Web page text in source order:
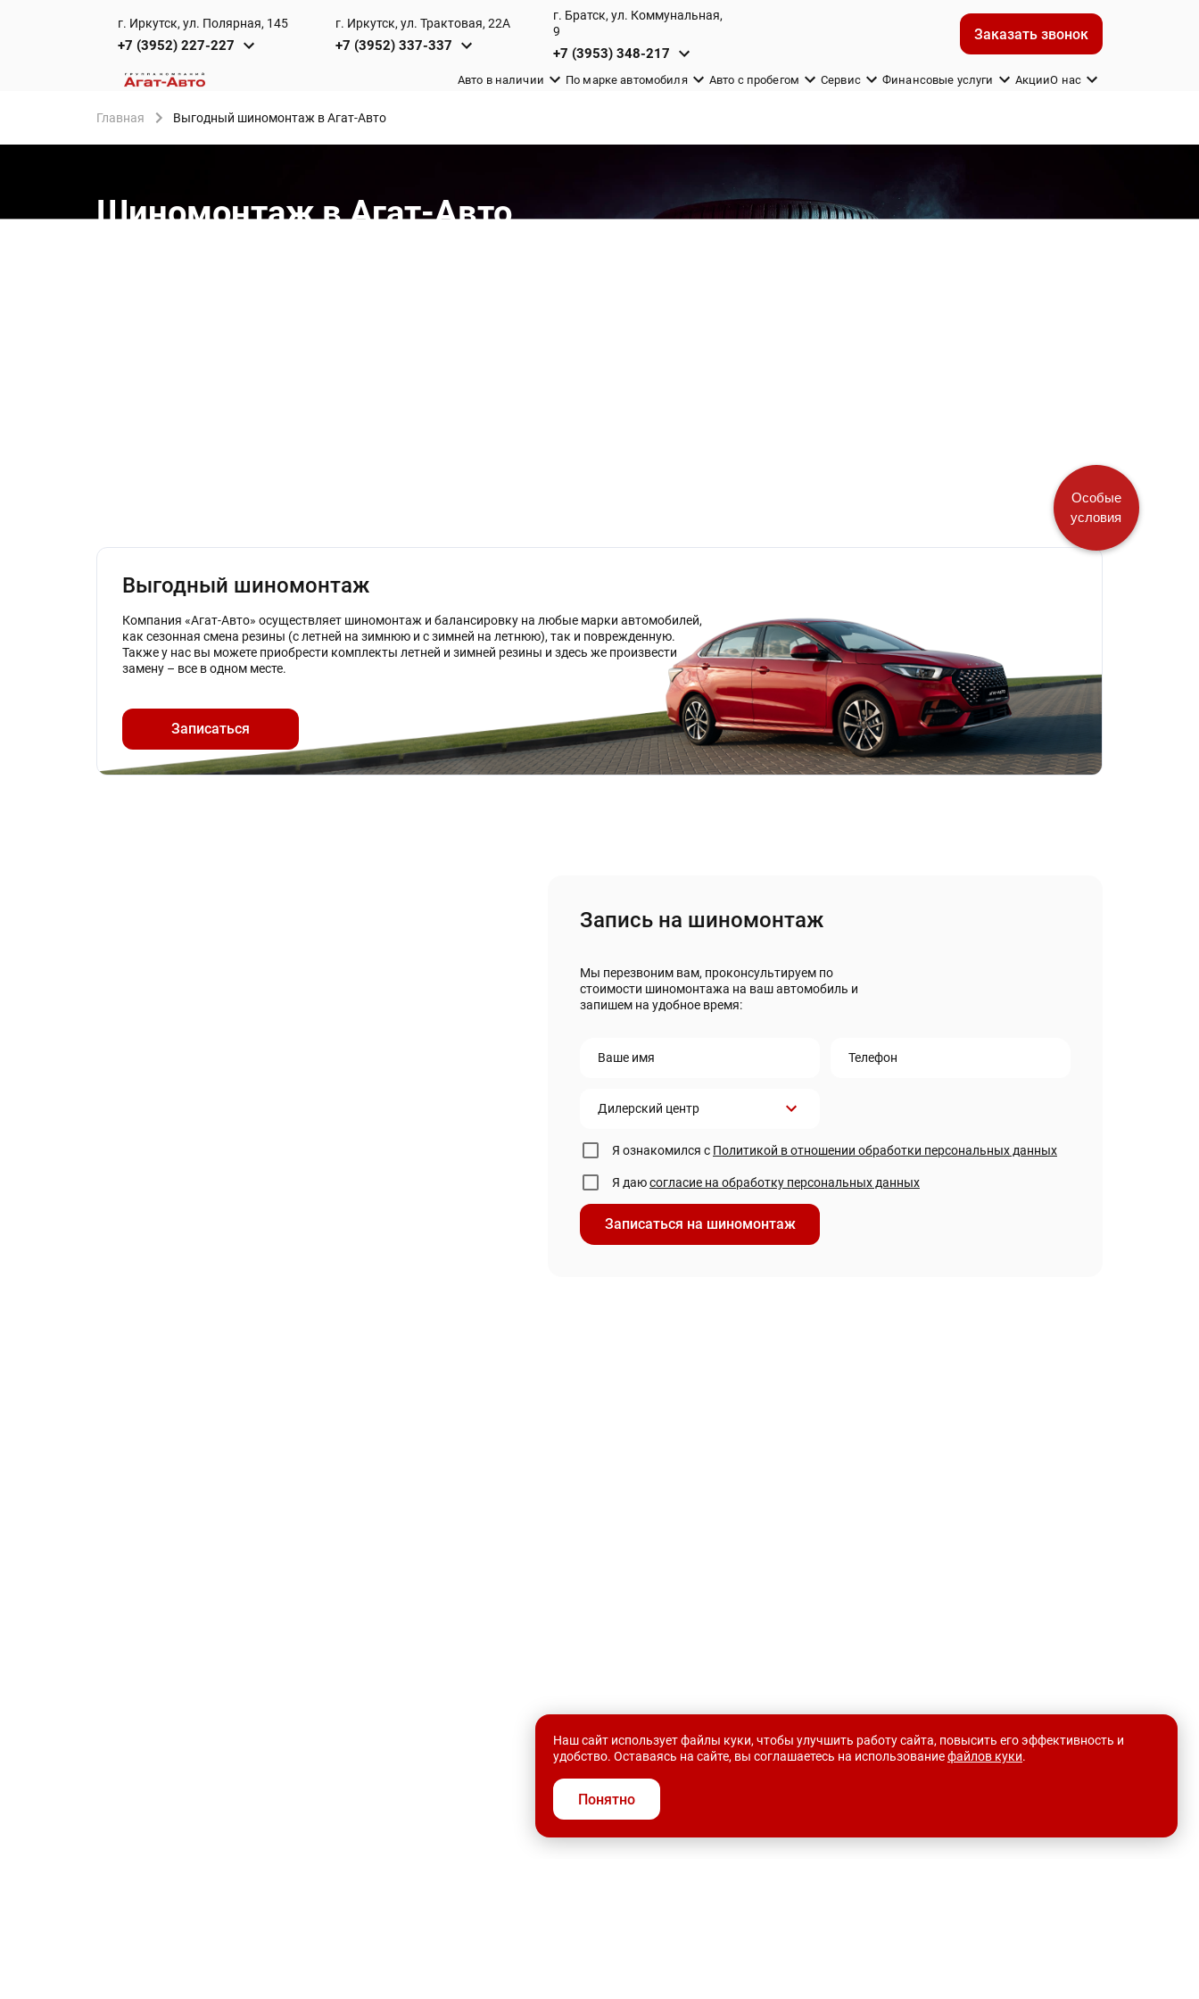
г. Иркутск, ул. Полярная, 145
+7 (3952) 227-227
г. Иркутск, ул. Трактовая, 22А
+7 (3952) 337-337
г. Братск, ул. Коммунальная,
9
+7 (3953) 348-217
Заказать звонок
Авто в наличии По марке автомобиля Авто c пробегом Сервис Финансовые услуги АкцииО нас
Главная Выгодный шиномонтаж в Агат-Авто
Шиномонтаж в Агат-Авто
Выгодный шиномонтаж
Компания «Агат-Авто» осуществляет шиномонтаж и балансировку на любые марки автомобилей,
как сезонная смена резины (с летней на зимнюю и с зимней на летнюю), так и поврежденную.
Также у нас вы можете приобрести комплекты летней и зимней резины и здесь же произвести
замену – все в одном месте.
Записаться
Запись на шиномонтаж
Мы перезвоним вам, проконсультируем по
стоимости шиномонтажа на ваш автомобиль и
запишем на удобное время:
Ваше имя Телефон
Дилерский центр
Я ознакомился с Политикой в отношении обработки персональных данных
Я даюсогласие на обработку персональных данных
Записаться на шиномонтаж
Наш сайт использует файлы куки, чтобы улучшить работу сайта, повысить его эффективность и
удобство. Оставаясь на сайте, вы соглашаетесь на использованиефайлов куки.
Понятно
Особые
условия